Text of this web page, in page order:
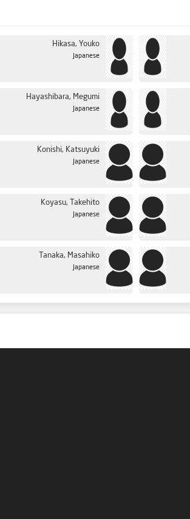
Hikasa, Youko
Japanese
Hayashibara, Megumi
Japanese
Konishi, Katsuyuki
Japanese
Koyasu, Takehito
Japanese
Tanaka, Masahiko
Japanese